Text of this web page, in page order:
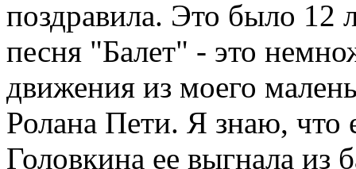
поздравила. Это было 12
песня "Балет" - это
движения из моего
Ролана Пети. Я знаю, что
Головкина ее выгнала из